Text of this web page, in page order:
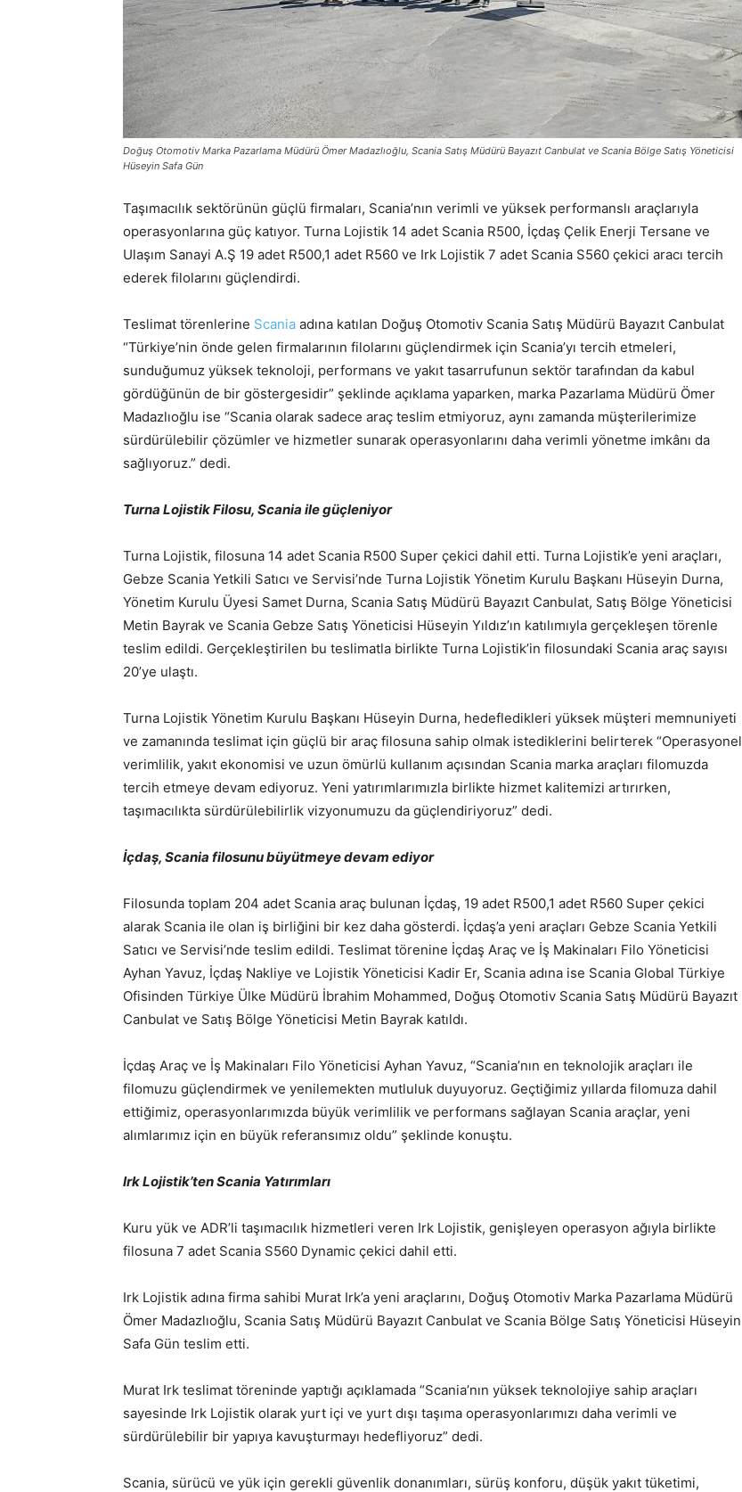
Doğuş Otomotiv Marka Pazarlama Müdürü Ömer Madazlıoğlu, Scania Satış Müdürü Bayazıt Canbulat ve Scania Bölge Satış Yöneticisi
Hüseyin Safa Gün
Taşımacılık sektörünün güçlü firmaları, Scania’nın verimli ve yüksek performanslı araçlarıyla
operasyonlarına güç katıyor. Turna Lojistik 14 adet Scania R500, İçdaş Çelik Enerji Tersane ve
Ulaşım Sanayi A.Ş 19 adet R500,1 adet R560 ve Irk Lojistik 7 adet Scania S560 çekici aracı tercih
ederek filolarını güçlendirdi.
Teslimat törenlerine Scania adına katılan Doğuş Otomotiv Scania Satış Müdürü Bayazıt Canbulat
“Türkiye’nin önde gelen firmalarının filolarını güçlendirmek için Scania’yı tercih etmeleri,
sunduğumuz yüksek teknoloji, performans ve yakıt tasarrufunun sektör tarafından da kabul
gördüğünün de bir göstergesidir” şeklinde açıklama yaparken, marka Pazarlama Müdürü Ömer
Madazlıoğlu ise “Scania olarak sadece araç teslim etmiyoruz, aynı zamanda müşterilerimize
sürdürülebilir çözümler ve hizmetler sunarak operasyonlarını daha verimli yönetme imkânı da
sağlıyoruz.” dedi.
Turna Lojistik Filosu, Scania ile güçleniyor
Turna Lojistik, filosuna 14 adet Scania R500 Super çekici dahil etti. Turna Lojistik’e yeni araçları,
Gebze Scania Yetkili Satıcı ve Servisi’nde Turna Lojistik Yönetim Kurulu Başkanı Hüseyin Durna,
Yönetim Kurulu Üyesi Samet Durna, Scania Satış Müdürü Bayazıt Canbulat, Satış Bölge Yöneticisi
Metin Bayrak ve Scania Gebze Satış Yöneticisi Hüseyin Yıldız’ın katılımıyla gerçekleşen törenle
teslim edildi. Gerçekleştirilen bu teslimatla birlikte Turna Lojistik’in filosundaki Scania araç sayısı
20’ye ulaştı.
Turna Lojistik Yönetim Kurulu Başkanı Hüseyin Durna, hedefledikleri yüksek müşteri memnuniyeti
ve zamanında teslimat için güçlü bir araç filosuna sahip olmak istediklerini belirterek “Operasyonel
verimlilik, yakıt ekonomisi ve uzun ömürlü kullanım açısından Scania marka araçları filomuzda
tercih etmeye devam ediyoruz. Yeni yatırımlarımızla birlikte hizmet kalitemizi artırırken,
taşımacılıkta sürdürülebilirlik vizyonumuzu da güçlendiriyoruz” dedi.
İçdaş, Scania filosunu büyütmeye devam ediyor
Filosunda toplam 204 adet Scania araç bulunan İçdaş, 19 adet R500,1 adet R560 Super çekici
alarak Scania ile olan iş birliğini bir kez daha gösterdi. İçdaş’a yeni araçları Gebze Scania Yetkili
Satıcı ve Servisi’nde teslim edildi. Teslimat törenine İçdaş Araç ve İş Makinaları Filo Yöneticisi
Ayhan Yavuz, İçdaş Nakliye ve Lojistik Yöneticisi Kadir Er, Scania adına ise Scania Global Türkiye
Ofisinden Türkiye Ülke Müdürü İbrahim Mohammed, Doğuş Otomotiv Scania Satış Müdürü Bayazıt
Canbulat ve Satış Bölge Yöneticisi Metin Bayrak katıldı.
İçdaş Araç ve İş Makinaları Filo Yöneticisi Ayhan Yavuz, “Scania’nın en teknolojik araçları ile
filomuzu güçlendirmek ve yenilemekten mutluluk duyuyoruz. Geçtiğimiz yıllarda filomuza dahil
ettiğimiz, operasyonlarımızda büyük verimlilik ve performans sağlayan Scania araçlar, yeni
alımlarımız için en büyük referansımız oldu” şeklinde konuştu.
Irk Lojistik’ten Scania Yatırımları
Kuru yük ve ADR’li taşımacılık hizmetleri veren Irk Lojistik, genişleyen operasyon ağıyla birlikte
filosuna 7 adet Scania S560 Dynamic çekici dahil etti.
Irk Lojistik adına firma sahibi Murat Irk’a yeni araçlarını, Doğuş Otomotiv Marka Pazarlama Müdürü
Ömer Madazlıoğlu, Scania Satış Müdürü Bayazıt Canbulat ve Scania Bölge Satış Yöneticisi Hüseyin
Safa Gün teslim etti.
Murat Irk teslimat töreninde yaptığı açıklamada “Scania’nın yüksek teknolojiye sahip araçları
sayesinde Irk Lojistik olarak yurt içi ve yurt dışı taşıma operasyonlarımızı daha verimli ve
sürdürülebilir bir yapıya kavuşturmayı hedefliyoruz” dedi.
Scania, sürücü ve yük için gerekli güvenlik donanımları, sürüş konforu, düşük yakıt tüketimi,